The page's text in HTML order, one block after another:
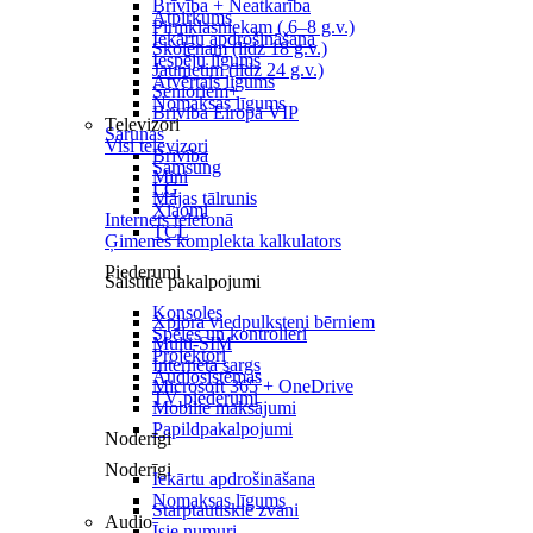
Brīvība + Neatkarība
Pirmklasniekam ( 6–8 g.v.)
Skolēnam (līdz 18 g.v.)
Jaunietim (līdz 24 g.v.)
Senioriem+
Brīvība Eiropā VIP
Sarunas
Brīvība
Mini
Mājas tālrunis
Internets telefonā
Ģimenes komplekta kalkulators
Saistītie pakalpojumi
Xplora viedpulksteņi bērniem
Multi-SIM
Interneta sargs
Microsoft 365 + OneDrive
Mobilie maksājumi
Papildpakalpojumi
Noderīgi
Starptautiskie zvani
Atpirkums
Iekārtu apdrošināšana
Iespēju līgums
Atvērtais līgums
Nomaksas līgums
Televizori
Visi televizori
Samsung
LG
Xiaomi
TCL
Piederumi
Konsoles
Spēles un kontrolieri
Projektori
Audiosistēmas
TV piederumi
Noderīgi
Iekārtu apdrošināšana
Nomaksas līgums
Audio